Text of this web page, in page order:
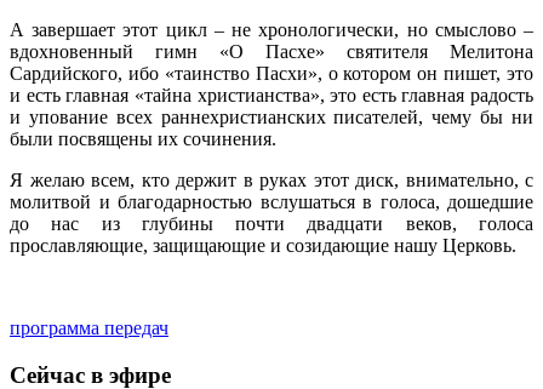
А завершает этот цикл – не хронологически, но смыслово –
вдохновенный гимн «О Пасхе» святителя Мелитона
Сардийского, ибо «таинство Пасхи», о котором он пишет, это
и есть главная «тайна христианства», это есть главная радость
и упование всех раннехристианских писателей, чему бы ни
были посвящены их сочинения.
Я желаю всем, кто держит в руках этот диск, внимательно, с
молитвой и благодарностью вслушаться в голоса, дошедшие
до нас из глубины почти двадцати веков, голоса
прославляющие, защищающие и созидающие нашу Церковь.
программа передач
Сейчас в эфире